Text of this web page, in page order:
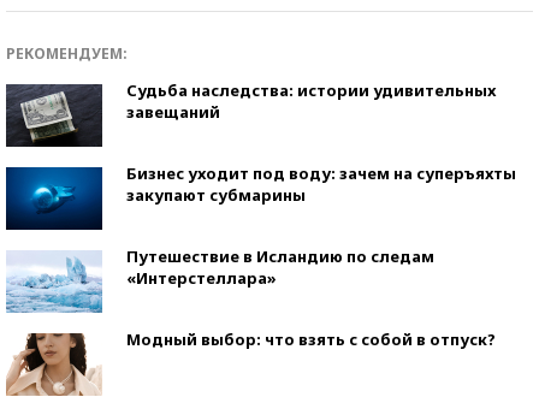
РЕКОМЕНДУЕМ:
Судьба наследства: истории удивительных
завещаний
Бизнес уходит под воду: зачем на суперъяхты
закупают субмарины
Путешествие в Исландию по следам
«Интерстеллара»
Модный выбор: что взять с собой в отпуск?